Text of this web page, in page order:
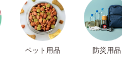
ペット用品 防災用品